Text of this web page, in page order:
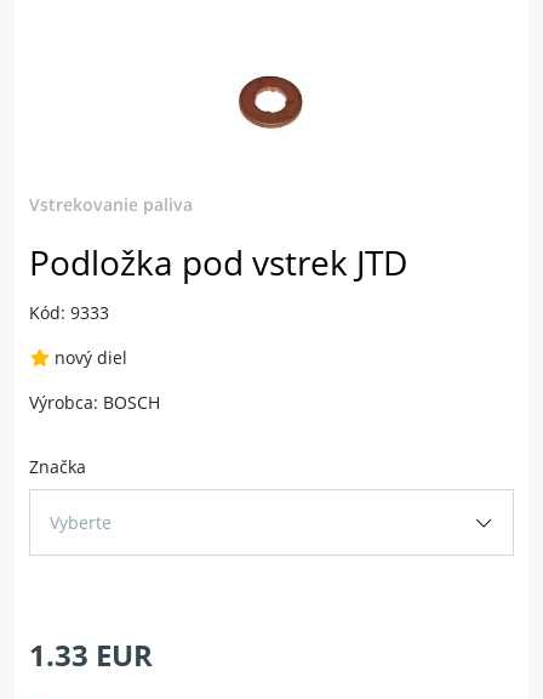
Vstrekovanie paliva
Podložka pod vstrek JTD
Kód: 9333
nový diel
Výrobca: BOSCH
Značka
Vyberte
1.33 EUR